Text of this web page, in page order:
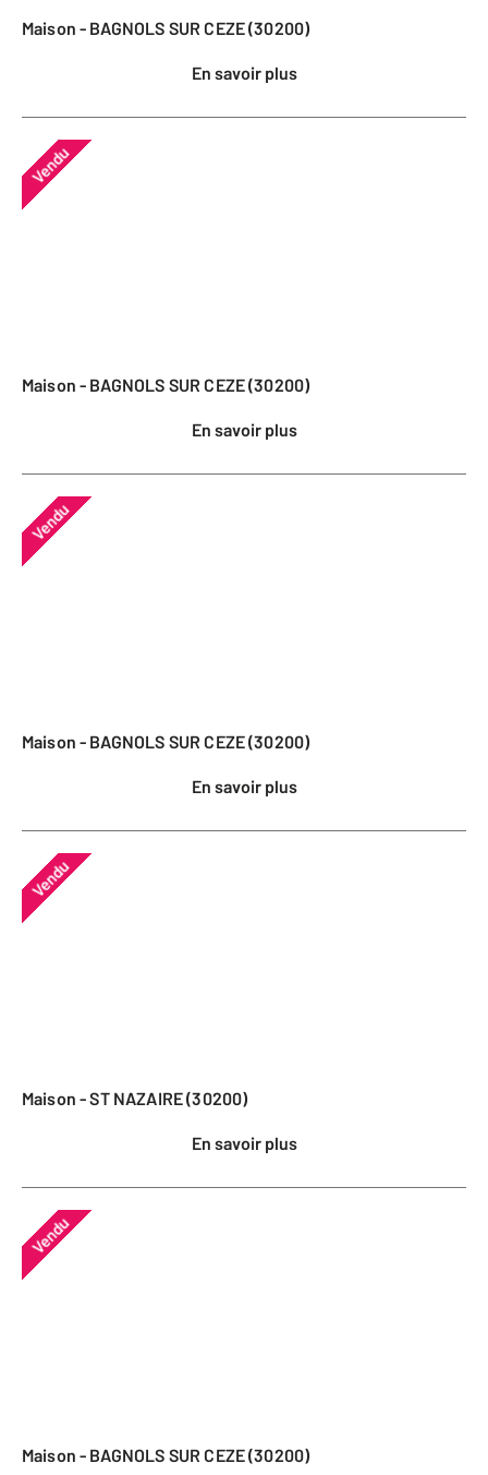
Maison - BAGNOLS SUR CEZE (30200)
En savoir plus
Vendu
Maison - BAGNOLS SUR CEZE (30200)
En savoir plus
Vendu
Maison - BAGNOLS SUR CEZE (30200)
En savoir plus
Vendu
Maison - ST NAZAIRE (30200)
En savoir plus
Vendu
Maison - BAGNOLS SUR CEZE (30200)